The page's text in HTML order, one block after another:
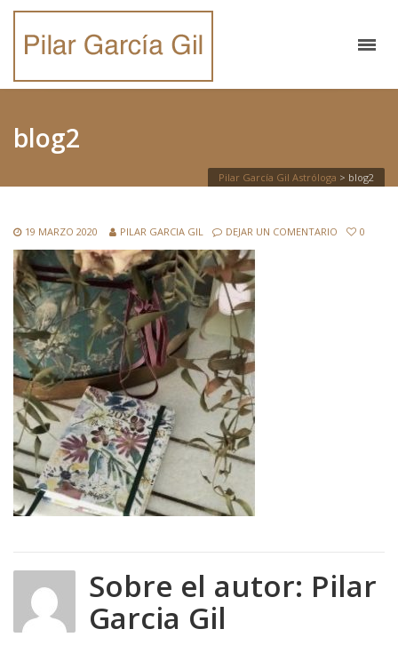
blog2
Pilar García Gil Astróloga > blog2
19 MARZO 2020 PILAR GARCIA GIL DEJAR UN COMENTARIO 0
Sobre el autor: Pilar
Garcia Gil